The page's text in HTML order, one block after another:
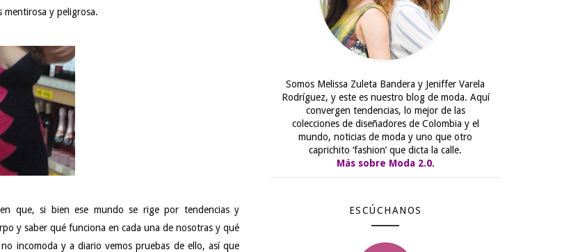
mentirosa y peligrosa.
que, si bien ese mundo se rige por tendencias y
y saber qué funciona en cada una de nosotras y qué
incomoda y a diario vemos pruebas de ello, así que
Somos Melissa Zuleta Bandera y Jeniffer Varela
Rodríguez, y este es nuestro blog de moda. Aquí
convergen tendencias, lo mejor de las
colecciones de diseñadores de Colombia y el
mundo, noticias de moda y uno que otro
caprichito ‘fashion’ que dicta la calle.
Más sobre Moda 2.0.
ESCÚCHANOS